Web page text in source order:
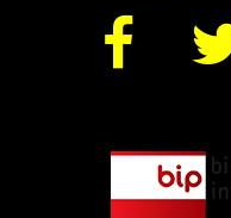
TEATR
CHORZOWSKIE
CENTRUM
KULTURY